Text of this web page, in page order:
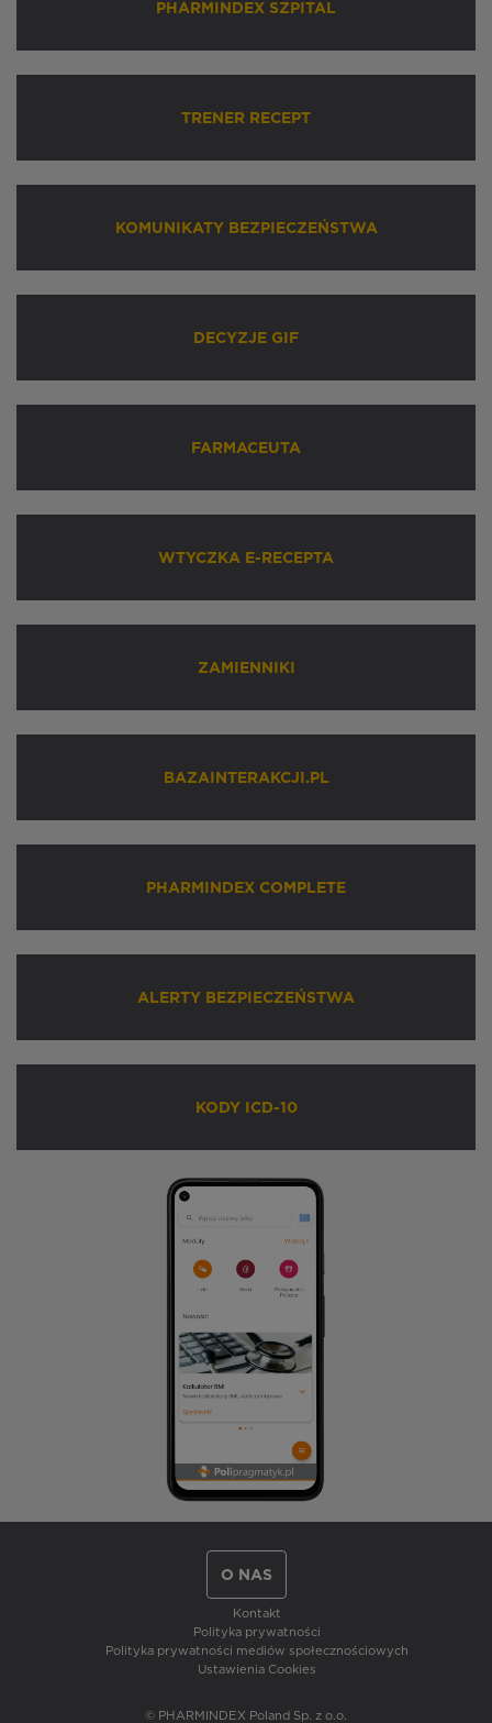
PHARMINDEX SZPITAL
TRENER RECEPT
KOMUNIKATY BEZPIECZEŃSTWA
DECYZJE GIF
FARMACEUTA
WTYCZKA E-RECEPTA
ZAMIENNIKI
BAZAINTERAKCJI.PL
PHARMINDEX COMPLETE
ALERTY BEZPIECZEŃSTWA
KODY ICD-10
O NAS
Kontakt
Polityka prywatności
Polityka prywatności mediów społecznościowych
Ustawienia Cookies
© PHARMINDEX Poland Sp. z o.o.